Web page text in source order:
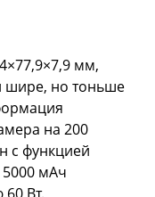
мм,
шире, но тоньше
на 200
с функцией
мАч